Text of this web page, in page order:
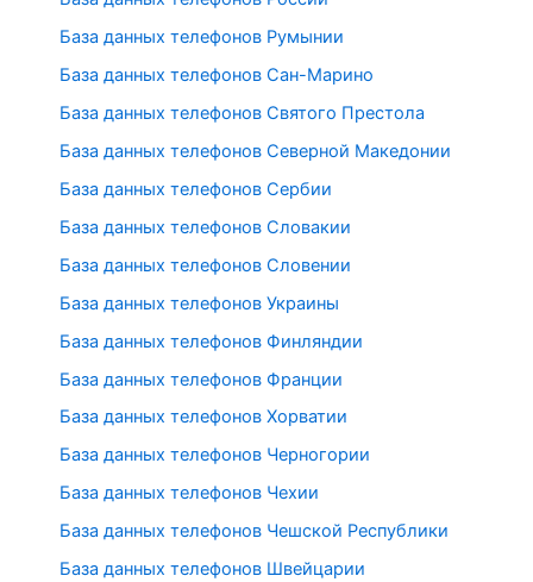
База данных телефонов Румынии
База данных телефонов Сан-Марино
База данных телефонов Святого Престола
База данных телефонов Северной Македонии
База данных телефонов Сербии
База данных телефонов Словакии
База данных телефонов Словении
База данных телефонов Украины
База данных телефонов Финляндии
База данных телефонов Франции
База данных телефонов Хорватии
База данных телефонов Черногории
База данных телефонов Чехии
База данных телефонов Чешской Республики
База данных телефонов Швейцарии